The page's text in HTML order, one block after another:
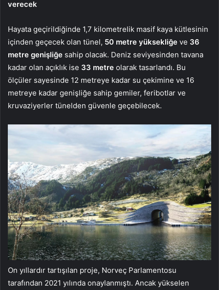
verecek
Hayata geçirildiğinde 1,7 kilometrelik masif kaya kütlesinin
içinden geçecek olan tünel, 50 metre yüksekliğe ve 36
metre genişliğe sahip olacak. Deniz seviyesinden tavana
kadar olan açıklık ise 33 metre olarak tasarlandı. Bu
ölçüler sayesinde 12 metreye kadar su çekimine ve 16
metreye kadar genişliğe sahip gemiler, feribotlar ve
kruvaziyerler tünelden güvenle geçebilecek.
On yıllardır tartışılan proje, Norveç Parlamentosu
tarafından 2021 yılında onaylanmıştı. Ancak yükselen